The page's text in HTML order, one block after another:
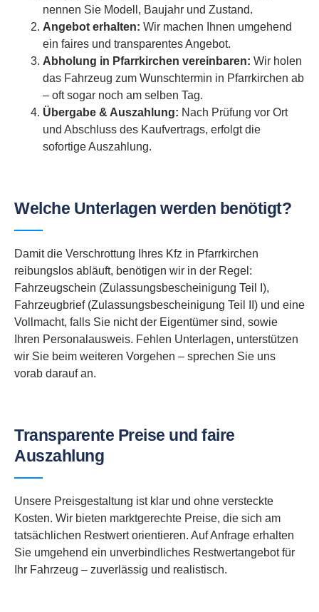
nennen Sie Modell, Baujahr und Zustand.
Angebot erhalten: Wir machen Ihnen umgehend
ein faires und transparentes Angebot.
Abholung in Pfarrkirchen vereinbaren: Wir holen
das Fahrzeug zum Wunschtermin in Pfarrkirchen ab
– oft sogar noch am selben Tag.
Übergabe & Auszahlung: Nach Prüfung vor Ort
und Abschluss des Kaufvertrags, erfolgt die
sofortige Auszahlung.
Welche Unterlagen werden benötigt?
Damit die Verschrottung Ihres Kfz in Pfarrkirchen
reibungslos abläuft, benötigen wir in der Regel:
Fahrzeugschein (Zulassungsbescheinigung Teil I),
Fahrzeugbrief (Zulassungsbescheinigung Teil II) und eine
Vollmacht, falls Sie nicht der Eigentümer sind, sowie
Ihren Personalausweis. Fehlen Unterlagen, unterstützen
wir Sie beim weiteren Vorgehen – sprechen Sie uns
vorab darauf an.
Transparente Preise und faire
Auszahlung
Unsere Preisgestaltung ist klar und ohne versteckte
Kosten. Wir bieten marktgerechte Preise, die sich am
tatsächlichen Restwert orientieren. Auf Anfrage erhalten
Sie umgehend ein unverbindliches Restwertangebot für
Ihr Fahrzeug – zuverlässig und realistisch.